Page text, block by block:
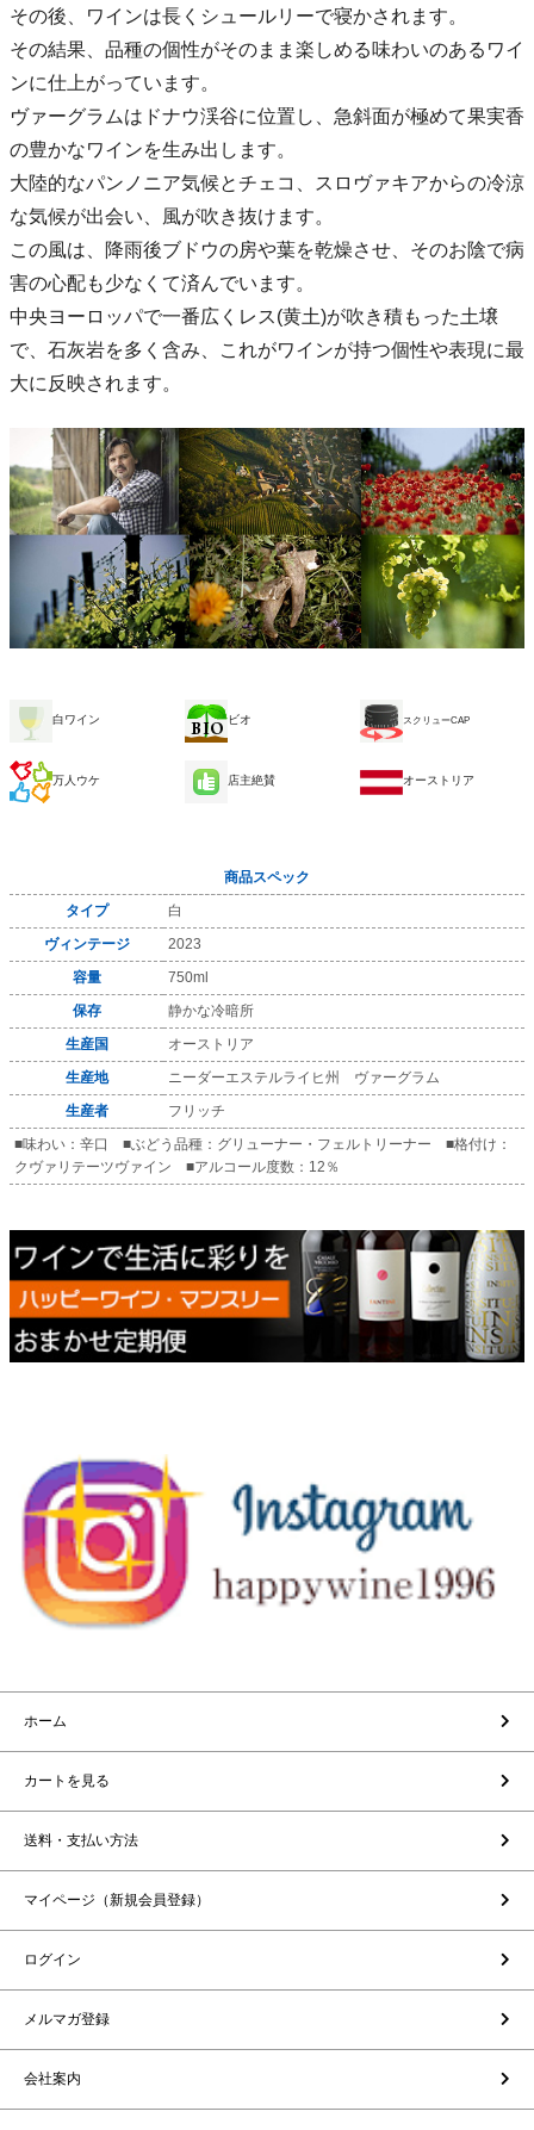
その後、ワインは長くシュールリーで寝かされます。
その結果、品種の個性がそのまま楽しめる味わいのあるワイ
ンに仕上がっています。
ヴァーグラムはドナウ渓谷に位置し、急斜面が極めて果実香
の豊かなワインを生み出します。
大陸的なパンノニア気候とチェコ、スロヴァキアからの冷涼
な気候が出会い、風が吹き抜けます。
この風は、降雨後ブドウの房や葉を乾燥させ、そのお陰で病
害の心配も少なくて済んでいます。
中央ヨーロッパで一番広くレス(黄土)が吹き積もった土壌
で、石灰岩を多く含み、これがワインが持つ個性や表現に最
大に反映されます。
白ワイン ビオ スクリューCAP
万人ウケ 店主絶賛 オーストリア
商品スペック
タイプ
白
ヴィンテージ
2023
容量
750ml
保存
静かな冷暗所
生産国
オーストリア
生産地
ニーダーエステルライヒ州 ヴァーグラム
生産者
フリッチ
■味わい：辛口 ■ぶどう品種：グリューナー・フェルトリーナー ■格付け：
クヴァリテーツヴァイン ■アルコール度数：12％
ホーム
カートを見る
送料・支払い方法
マイページ（新規会員登録）
ログイン
メルマガ登録
会社案内